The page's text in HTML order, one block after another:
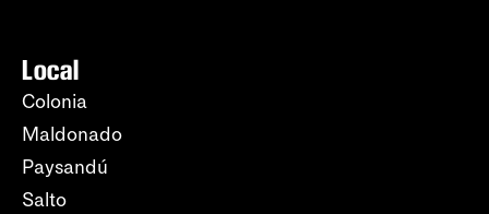
Local
Colonia
Maldonado
Paysandú
Salto